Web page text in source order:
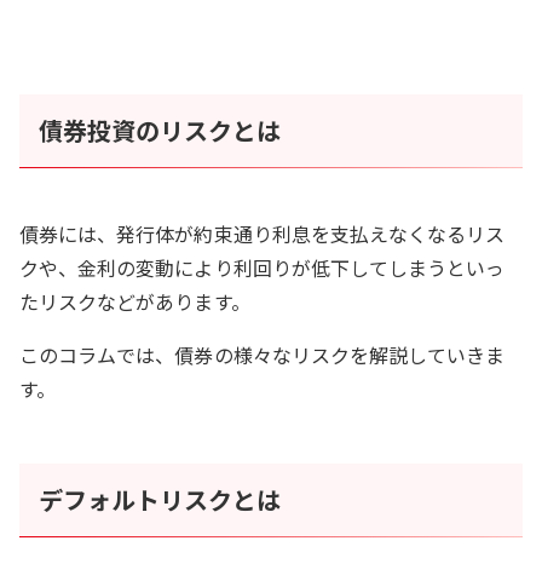
債券投資のリスクとは
債券には、発行体が約束通り利息を支払えなくなるリス
クや、金利の変動により利回りが低下してしまうといっ
たリスクなどがあります。
このコラムでは、債券の様々なリスクを解説していきま
す。
デフォルトリスクとは